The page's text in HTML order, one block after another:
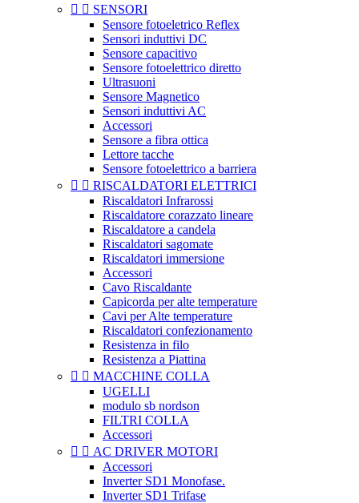
  SENSORI
Sensore fotoeletrico Reflex
Sensori induttivi DC
Sensore capacitivo
Sensore fotoelettrico diretto
Ultrasuoni
Sensore Magnetico
Sensori induttivi AC
Accessori
Sensore a fibra ottica
Lettore tacche
Sensore fotoelettrico a barriera
  RISCALDATORI ELETTRICI
Riscaldatori Infrarossi
Riscaldatore corazzato lineare
Riscaldatore a candela
Riscaldatori sagomate
Riscaldatori immersione
Accessori
Cavo Riscaldante
Capicorda per alte temperature
Cavi per Alte temperature
Riscaldatori confezionamento
Resistenza in filo
Resistenza a Piattina
  MACCHINE COLLA
UGELLI
modulo sb nordson
FILTRI COLLA
Accessori
  AC DRIVER MOTORI
Accessori
Inverter SD1 Monofase.
Inverter SD1 Trifase